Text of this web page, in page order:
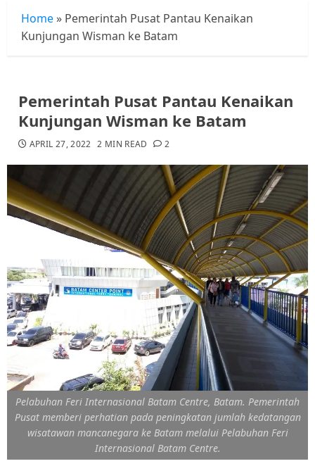
Home » Pemerintah Pusat Pantau Kenaikan
Kunjungan Wisman ke Batam
Pemerintah Pusat Pantau Kenaikan
Kunjungan Wisman ke Batam
APRIL 27, 2022 2 MIN READ 2
Pelabuhan Feri Internasional Batam Centre, Batam. Pemerintah
Pusat memberi perhatian pada peningkatan jumlah kedatangan
wisatawan mancanegara ke Batam melalui Pelabuhan Feri
Internasional Batam Centre.